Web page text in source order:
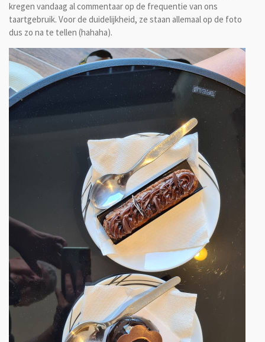
kregen vandaag al commentaar op de frequentie van ons
taartgebruik. Voor de duidelijkheid, ze staan allemaal op de foto
dus zo na te tellen (hahaha).